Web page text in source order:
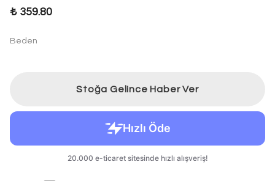
₺ 359.80
Beden
Stoğa Gelince Haber Ver